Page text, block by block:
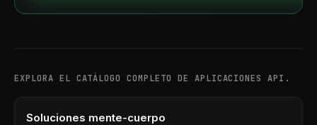
EXPLORA EL CATÁLOGO COMPLETO DE APLICACIONES API.
Soluciones mente-cuerpo